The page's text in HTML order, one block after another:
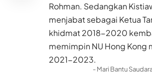
Rohman. Sedangkan
menjabat sebagai Ketua
khidmat 2018-2020
memimpin NU Hong Kong
2021-2023.
- Mari Bantu